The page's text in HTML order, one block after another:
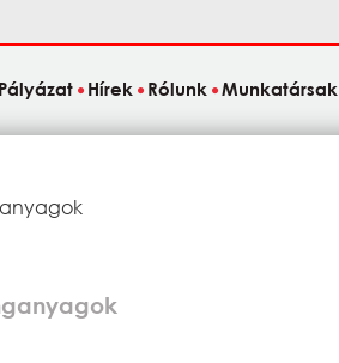
Pályázat Hírek Rólunk Munkatársak